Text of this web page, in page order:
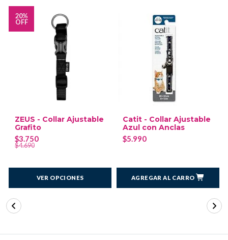
20%
OFF
ZEUS - Collar Ajustable
Grafito
$3.750
$4.690
VER OPCIONES
Catit - Collar Ajustable
Azul con Anclas
$5.990
AGREGAR AL CARRO